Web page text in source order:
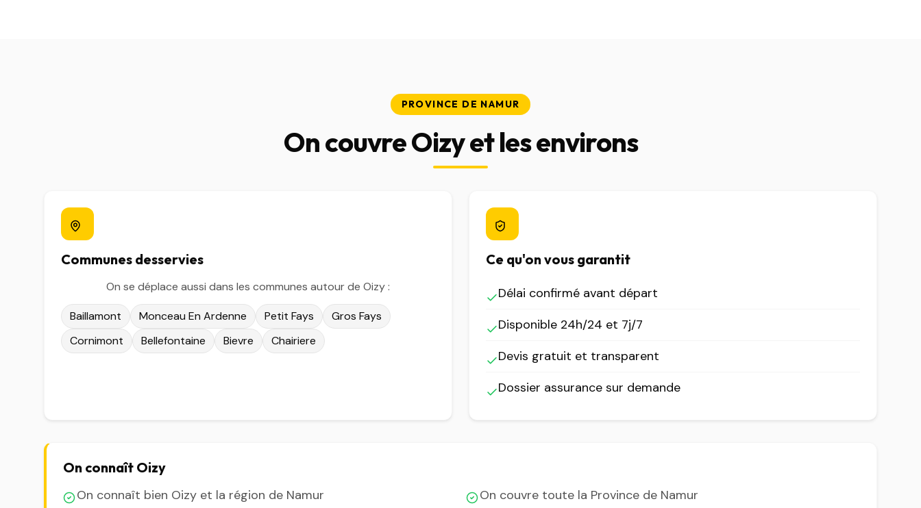
PROVINCE DE NAMUR
On couvre Oizy et les environs
Communes desservies
On se déplace aussi dans les communes autour de Oizy :
Baillamont Monceau En Ardenne Petit Fays
Gros Fays
Cornimont
Bellefontaine Bievre Chairiere
Ce qu'on vous garantit
Délai confirmé avant départ
Disponible 24h/24 et 7j/7
Devis gratuit et transparent
Dossier assurance sur demande
On connaît Oizy
On connaît bien Oizy et la région de Namur
On couvre toute la Province de Namur